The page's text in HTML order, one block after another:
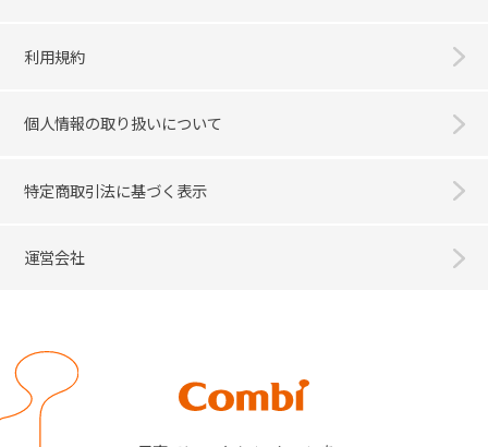
利用規約
個人情報の取り扱いについて
特定商取引法に基づく表示
運営会社